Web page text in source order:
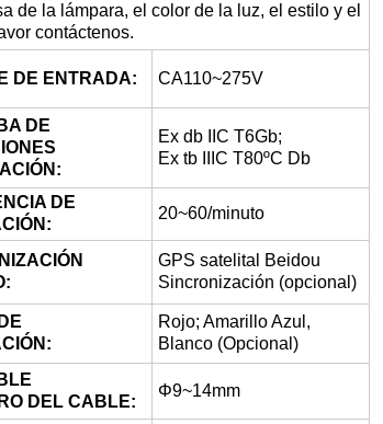
de la lámpara, el color de la luz, el estilo y el
contáctenos.
DE ENTRADA: CA110~275V
DE
Ex db IIC T6Gb;
Ex tb IIIC T80ºC Db
DE
20~60/minuto
GPS satelital Beidou
Sincronización (opcional)
Rojo; Amarillo Azul,
Blanco (Opcional)
DEL CABLE:
Φ9~14mm